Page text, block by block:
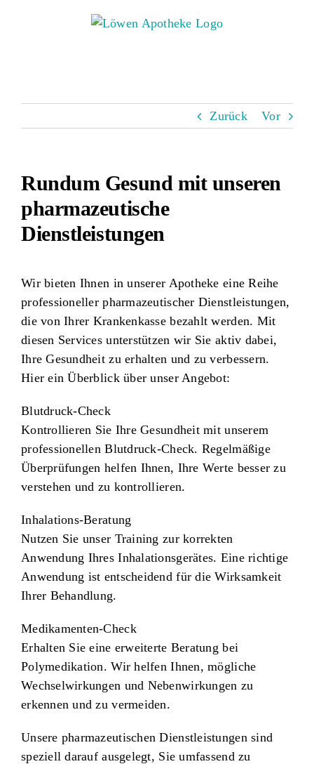
Zurück Vor
Rundum Gesund mit unseren
pharmazeutische
Dienstleistungen
Wir bieten Ihnen in unserer Apotheke eine Reihe
professioneller pharmazeutischer Dienstleistungen,
die von Ihrer Krankenkasse bezahlt werden. Mit
diesen Services unterstützen wir Sie aktiv dabei,
Ihre Gesundheit zu erhalten und zu verbessern.
Hier ein Überblick über unser Angebot:
Blutdruck-Check
Kontrollieren Sie Ihre Gesundheit mit unserem
professionellen Blutdruck-Check. Regelmäßige
Überprüfungen helfen Ihnen, Ihre Werte besser zu
verstehen und zu kontrollieren.
Inhalations-Beratung
Nutzen Sie unser Training zur korrekten
Anwendung Ihres Inhalationsgerätes. Eine richtige
Anwendung ist entscheidend für die Wirksamkeit
Ihrer Behandlung.
Medikamenten-Check
Erhalten Sie eine erweiterte Beratung bei
Polymedikation. Wir helfen Ihnen, mögliche
Wechselwirkungen und Nebenwirkungen zu
erkennen und zu vermeiden.
Unsere pharmazeutischen Dienstleistungen sind
speziell darauf ausgelegt, Sie umfassend zu